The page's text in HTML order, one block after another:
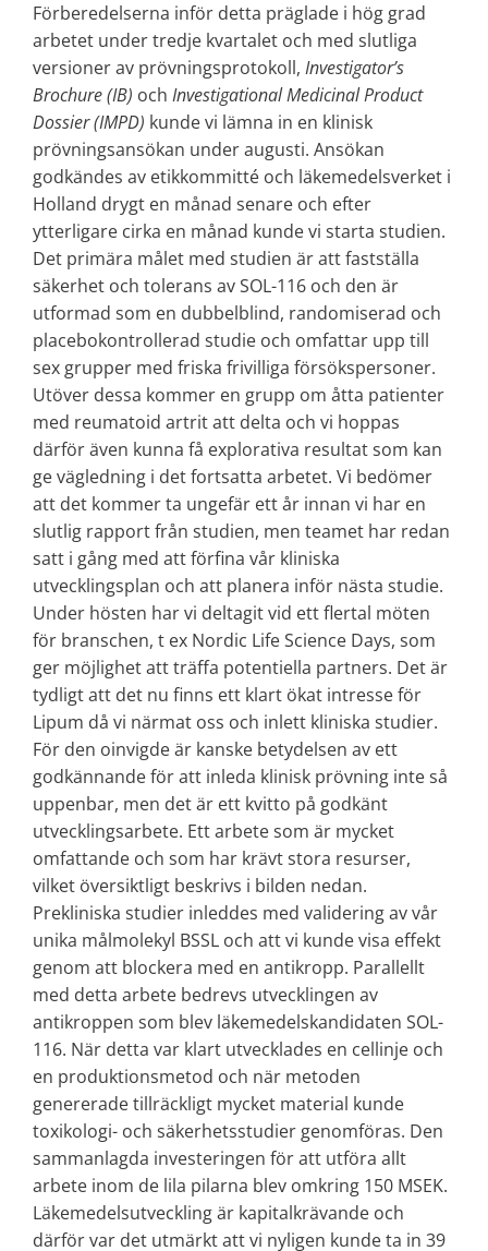
Förberedelserna inför detta präglade i hög grad
arbetet under tredje kvartalet och med slutliga
versioner av prövningsprotokoll, Investigator’s
Brochure (IB) och Investigational Medicinal Product
Dossier (IMPD) kunde vi lämna in en klinisk
prövningsansökan under augusti. Ansökan
godkändes av etikkommitté och läkemedelsverket i
Holland drygt en månad senare och efter
ytterligare cirka en månad kunde vi starta studien.
Det primära målet med studien är att fastställa
säkerhet och tolerans av SOL-116 och den är
utformad som en dubbelblind, randomiserad och
placebokontrollerad studie och omfattar upp till
sex grupper med friska frivilliga försökspersoner.
Utöver dessa kommer en grupp om åtta patienter
med reumatoid artrit att delta och vi hoppas
därför även kunna få explorativa resultat som kan
ge vägledning i det fortsatta arbetet. Vi bedömer
att det kommer ta ungefär ett år innan vi har en
slutlig rapport från studien, men teamet har redan
satt i gång med att förfina vår kliniska
utvecklingsplan och att planera inför nästa studie.
Under hösten har vi deltagit vid ett flertal möten
för branschen, t ex Nordic Life Science Days, som
ger möjlighet att träffa potentiella partners. Det är
tydligt att det nu finns ett klart ökat intresse för
Lipum då vi närmat oss och inlett kliniska studier.
För den oinvigde är kanske betydelsen av ett
godkännande för att inleda klinisk prövning inte så
uppenbar, men det är ett kvitto på godkänt
utvecklingsarbete. Ett arbete som är mycket
omfattande och som har krävt stora resurser,
vilket översiktligt beskrivs i bilden nedan.
Prekliniska studier inleddes med validering av vår
unika målmolekyl BSSL och att vi kunde visa effekt
genom att blockera med en antikropp. Parallellt
med detta arbete bedrevs utvecklingen av
antikroppen som blev läkemedelskandidaten SOL-
116. När detta var klart utvecklades en cellinje och
en produktionsmetod och när metoden
genererade tillräckligt mycket material kunde
toxikologi- och säkerhetsstudier genomföras. Den
sammanlagda investeringen för att utföra allt
arbete inom de lila pilarna blev omkring 150 MSEK.
Läkemedelsutveckling är kapitalkrävande och
därför var det utmärkt att vi nyligen kunde ta in 39